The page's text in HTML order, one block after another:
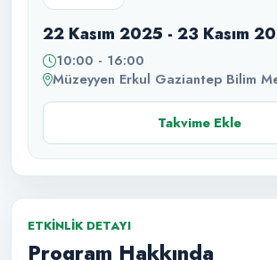
22 Kasım 2025 - 23 Kasım
10:00 - 16:00
Müzeyyen Erkul Gaziantep Bilim
Takvime Ekle
ETKINLIK DETAYI
Program Hakkında